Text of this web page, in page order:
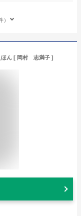
ほん [ 岡村 志満子 ]